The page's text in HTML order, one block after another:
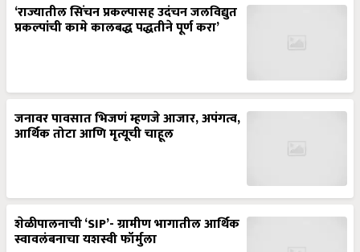
‘राज्यातील सिंचन प्रकल्पासह उदंचन जलविद्युत
प्रकल्पांची कामे कालबद्ध पद्धतीने पूर्ण करा’
जनावर पावसात भिजणं म्हणजे आजार, अपंगत्व,
आर्थिक तोटा आणि मृत्यूची चाहूल
शेळीपालनाची ‘SIP’- ग्रामीण भागातील आर्थिक
स्वावलंबनाचा यशस्वी फॉर्मुला